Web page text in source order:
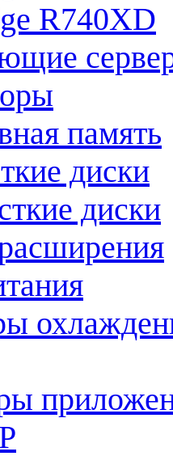
R740XD
память
диски
диски